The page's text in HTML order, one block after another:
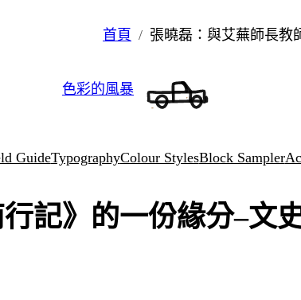
首頁 張曉磊：與艾蕪師長教
色彩的風暴
GuideTypographyColour StylesBlock Sampler
記》的一份緣分–文